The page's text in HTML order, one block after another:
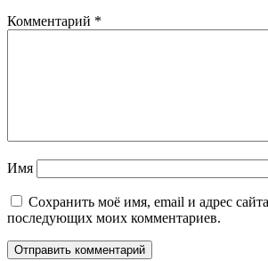
Комментарий *
Имя
Сохранить моё имя, email и адрес
последующих моих комментариев.